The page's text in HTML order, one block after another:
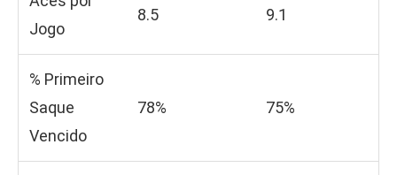
Jogo
8.5 9.1
% Primeiro
Saque
Vencido
78% 75%